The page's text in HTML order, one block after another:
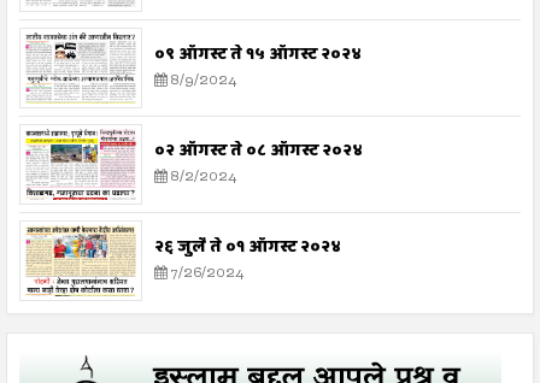
०९ ऑगस्ट ते १५ ऑगस्ट २०२४
8/9/2024
०२ ऑगस्ट ते ०८ ऑगस्ट २०२४
8/2/2024
२६ जुलै ते ०१ ऑगस्ट २०२४
7/26/2024